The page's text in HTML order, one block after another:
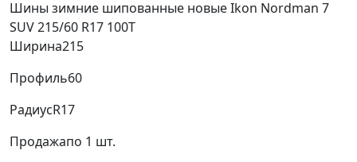
Шины зимние шипованные новые Ikon Nordman 7
SUV 215/60 R17 100T
Ширина215
Профиль60
РадиусR17
Продажапо 1 шт.